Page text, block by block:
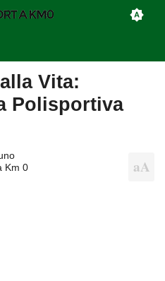
Vita:
Polisportiva
Km 0